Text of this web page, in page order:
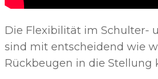
Die Flexibilität im Schulter-
sind mit entscheidend wie
Rückbeugen in die Stellung